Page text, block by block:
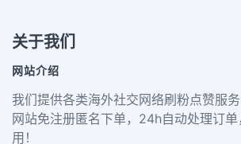
关于我们
网站介绍
我们提供各类海外社交网络刷粉点赞服务
网站免注册匿名下单，24h自动处理订
用！